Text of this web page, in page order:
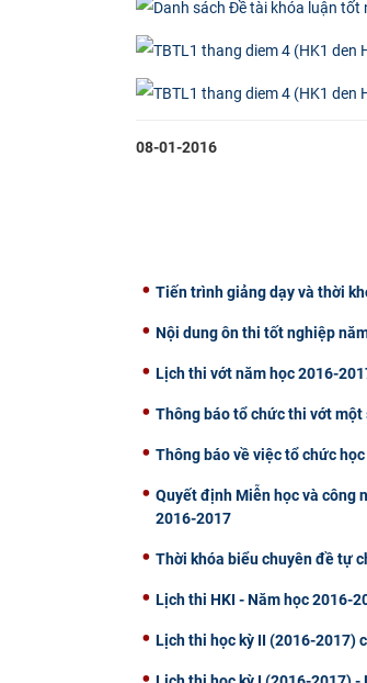
08-01-2016
Tiến trình giảng dạy và thời
Nội dung ôn thi tốt nghiệp
Lịch thi vớt năm học 2016-
Thông báo tổ chức thi vớt
Thông báo về việc tổ chức
Quyết định Miễn học và công
2016-2017
Thời khóa biểu chuyên đề tự
Lịch thi HKI - Năm học 2016-
Lịch thi học kỳ II (2016-2017)